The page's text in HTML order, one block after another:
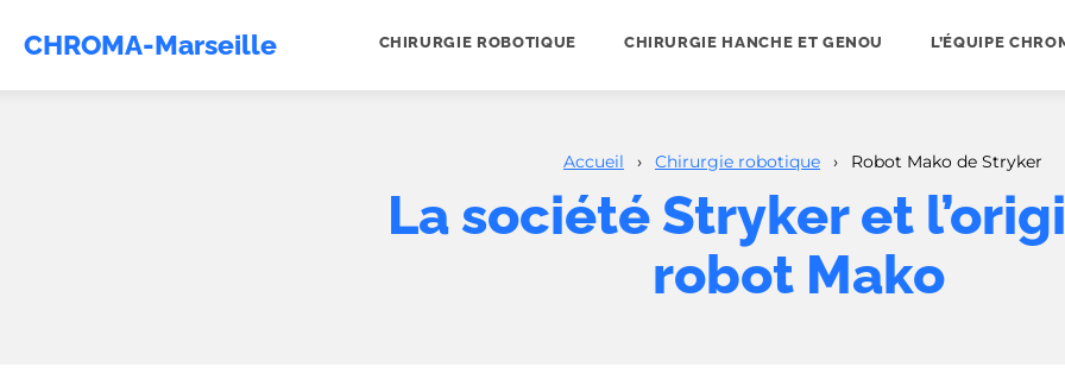
CHROMA-Marseille CHIRURGIE ROBOTIQUE CHIRURGIE HANCHE ET GENOU L’ÉQUIPE
Accueil › Chirurgie robotique › Robot Mako de Stryker
La société Stryker et
robot Mako